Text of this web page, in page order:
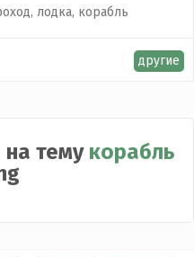
другие
на тему корабль